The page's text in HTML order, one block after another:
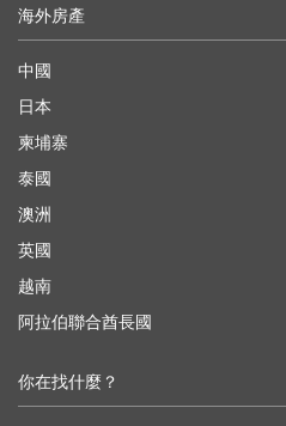
海外房產
中國
日本
柬埔寨
泰國
澳洲
英國
越南
阿拉伯聯合酋長國
你在找什麼？